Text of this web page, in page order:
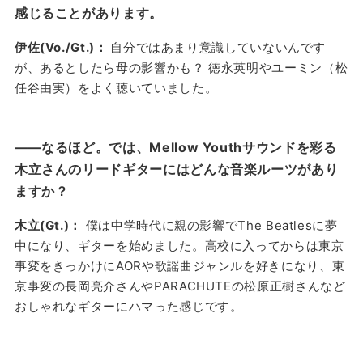
感じることがあります。
伊佐(Vo./Gt.)： 自分ではあまり意識していないんです
が、あるとしたら母の影響かも？ 徳永英明やユーミン（松
任谷由実）をよく聴いていました。
——なるほど。では、Mellow Youthサウンドを彩る
木立さんのリードギターにはどんな音楽ルーツがあり
ますか？
木立(Gt.)：
僕は中学時代に親の影響でThe Beatlesに夢
中になり、ギターを始めました。高校に入ってからは東京
事変をきっかけにAORや歌謡曲ジャンルを好きになり、東
京事変の長岡亮介さんやPARACHUTEの松原正樹さんなど
おしゃれなギターにハマった感じです。